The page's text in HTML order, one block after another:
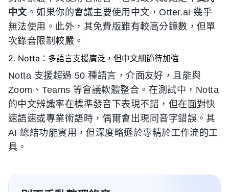
中文。如果你的會議主要使用中文，Otter.ai 幾乎
無法使用。此外，其免費版雖有較高分鐘數，但單
次錄音限制較嚴。
2. Notta：多語言支援廣泛，但中文細節待加強
Notta 支援超過 50 種語言，介面友好，且能與
Zoom、Teams 等會議軟體整合。在測試中，Notta
的中文辨識率在標準發音下表現不錯，但在面對快
速語速或專業術語時，偶爾會出現同音字錯誤。其
AI 總結功能實用，但深度略遜於專精於工作流的工
具。